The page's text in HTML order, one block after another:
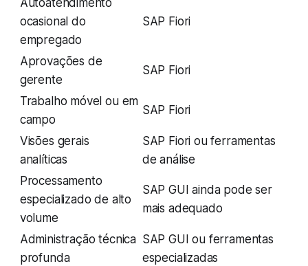
Autoatendimento
ocasional do
empregado
SAP Fiori
Aprovações de
gerente
SAP Fiori
Trabalho móvel ou em
campo
SAP Fiori
Visões gerais
analíticas
SAP Fiori ou ferramentas
de análise
Processamento
especializado de alto
volume
SAP GUI ainda pode ser
mais adequado
Administração técnica
profunda
SAP GUI ou ferramentas
especializadas